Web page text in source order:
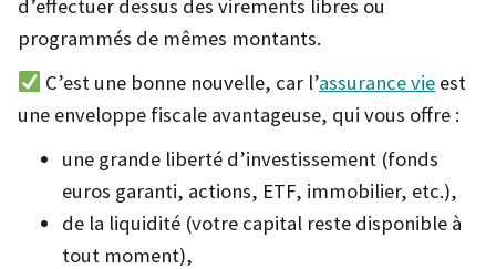
d’effectuer dessus des virements libres ou
programmés de mêmes montants.
C’est une bonne nouvelle, car l’assurance vie est
une enveloppe fiscale avantageuse, qui vous offre :
une grande liberté d’investissement (fonds
euros garanti, actions, ETF, immobilier, etc.),
de la liquidité (votre capital reste disponible à
tout moment),